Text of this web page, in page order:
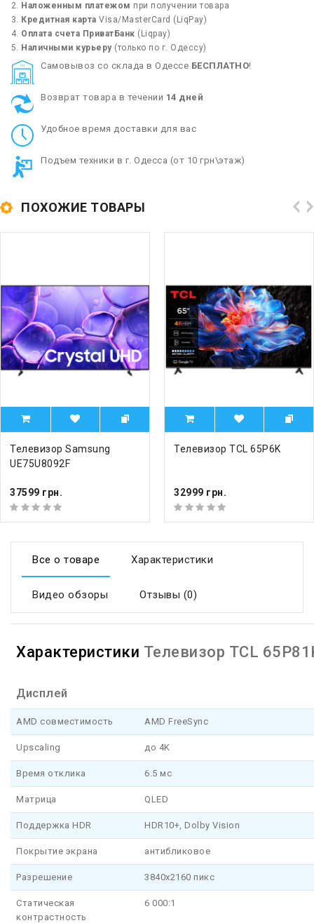
Наложенным платежом при получении товара
Кредитная карта Visa/MasterCard (LiqPay)
Оплата счета ПриватБанк (Liqpay)
Наличными курьеру(только по г. Одессу)
Cамовывоз со склада в Одессе БЕСПЛАТНО!
Возврат товара в течении 14 дней
Удобное время доставки для вас
Подъем техники в г. Одесса (от 10 грн\этаж)
ПОХОЖИЕ ТОВАРЫ
Телевизор Samsung
UE75U8092F
37599 грн.
Телевизор TCL 65P6K
32999 грн.
Все о товаре Характеристики
Видео обзоры Отзывы (0)
Характеристики Телевизор TCL
Дисплей
AMD совместимость AMD FreeSync
Upscaling до 4K
Время отклика 6.5 мс
Матрица QLED
Поддержка HDR HDR10+, Dolby Vision
Покрытие экрана антибликовое
Разрешение 3840x2160 пикс
Статическая
контрастность
6 000:1